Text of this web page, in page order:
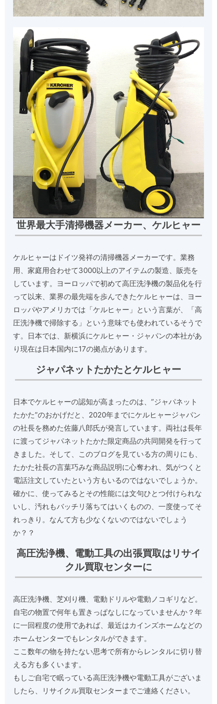
世界最大手清掃機器メーカー、ケルヒャー
ケルヒャーはドイツ発祥の清掃機器メーカーです。業務
用、家庭用合わせて3000以上のアイテムの製造、販売を
しています。ヨーロッパで初めて高圧洗浄機の製品化を行
って以来、業界の最先端を歩んできたケルヒャーは、ヨー
ロッパやアメリカでは「ケルヒャー」という言葉が、「高
圧洗浄機で掃除する」という意味でも使われているそうで
す。日本では、新横浜にケルヒャー・ジャパンの本社があ
り現在は日本国内に17の拠点があります。
ジャパネットたかたとケルヒャー
日本でケルヒャーの認知が高まったのは、”ジャパネット
たかた”のおかげだと、2020年までにケルヒャージャパン
の社長を務めた佐藤八郎氏が発言しています。両社は長年
に渡ってジャパネットたかた限定商品の共同開発を行って
きました。そして、このブログを見ている方の周りにも、
たかた社長の言葉巧みな商品説明に心奪われ、気がつくと
電話注文していたという方もいるのではないでしょうか。
確かに、使ってみるとその性能には文句ひとつ付けられな
いし、汚れもバッチリ落ちてはいくものの、一度使ってそ
れっきり。なんて方も少なくないのではないでしょう
か？？
高圧洗浄機、電動工具の出張買取はリサイ
クル買取センターに
高圧洗浄機、芝刈り機、電動ドリルや電動ノコギリなど。
自宅の物置で何年も置きっぱなしになっていませんか？年
に一回程度の使用であれば、最近はカインズホームなどの
ホームセンターでもレンタルができます。
ここ数年の物を持たない思考で所有からレンタルに切り替
える方も多くいます。
もしご自宅で眠っている高圧洗浄機や電動工具がございま
したら、リサイクル買取センターまでご連絡ください。